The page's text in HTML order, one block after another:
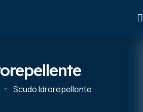
Scudo Idrorepellente